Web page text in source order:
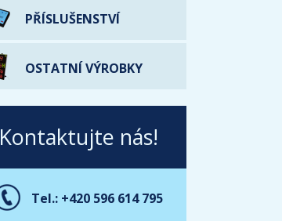
PŘÍSLUŠENSTVÍ
OSTATNÍ VÝROBKY
Kontaktujte nás!
Tel.: +420 596 614 795